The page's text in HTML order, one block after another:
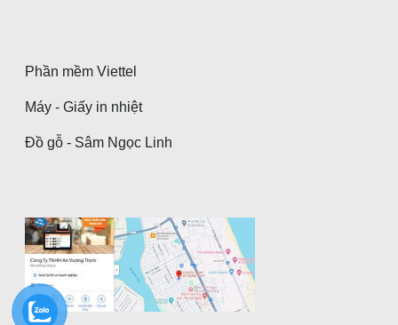
Phần mềm Viettel
Máy - Giấy in nhiệt
Đồ gỗ - Sâm Ngọc Linh